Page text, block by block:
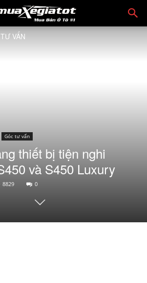
VẤN
Góc tư vấn
thiết bị tiện nghi
và S450 Luxury
8829 0